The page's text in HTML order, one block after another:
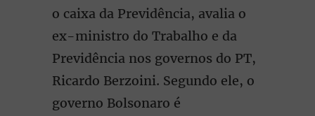
o caixa da Previdência, avalia o
ex-ministro do Trabalho e da
Previdência nos governos do PT,
Ricardo Berzoini. Segundo ele, o
governo Bolsonaro é